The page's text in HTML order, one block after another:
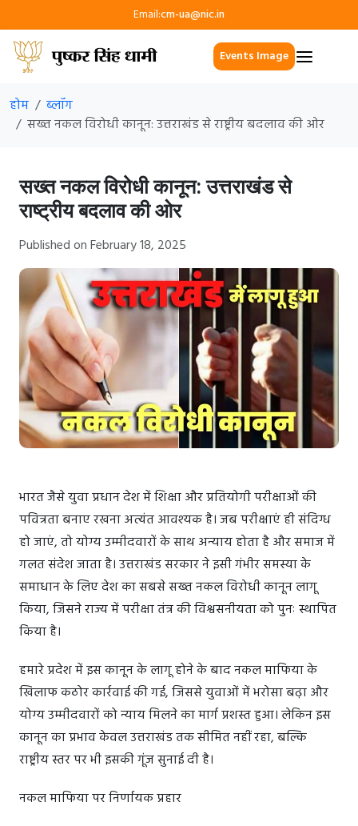
Email:cm-ua@nic.in
Events Image
होम
ब्लॉग
सख्त नकल विरोधी कानून: उत्तराखंड से राष्ट्रीय बदलाव की ओर
सख्त नकल विरोधी कानून: उत्तराखंड से
राष्ट्रीय बदलाव की ओर
Published on February 18, 2025
भारत जैसे युवा प्रधान देश में शिक्षा और प्रतियोगी परीक्षाओं की
पवित्रता बनाए रखना अत्यंत आवश्यक है। जब परीक्षाएं ही संदिग्ध
हो जाएं, तो योग्य उम्मीदवारों के साथ अन्याय होता है और समाज में
गलत संदेश जाता है। उत्तराखंड सरकार ने इसी गंभीर समस्या के
समाधान के लिए देश का सबसे सख्त नकल विरोधी कानून लागू
किया, जिसने राज्य में परीक्षा तंत्र की विश्वसनीयता को पुनः स्थापित
किया है।
हमारे प्रदेश में इस कानून के लागू होने के बाद नकल माफिया के
खिलाफ कठोर कार्रवाई की गई, जिससे युवाओं में भरोसा बढ़ा और
योग्य उम्मीदवारों को न्याय मिलने का मार्ग प्रशस्त हुआ। लेकिन इस
कानून का प्रभाव केवल उत्तराखंड तक सीमित नहीं रहा, बल्कि
राष्ट्रीय स्तर पर भी इसकी गूंज सुनाई दी है।
नकल माफिया पर निर्णायक प्रहार